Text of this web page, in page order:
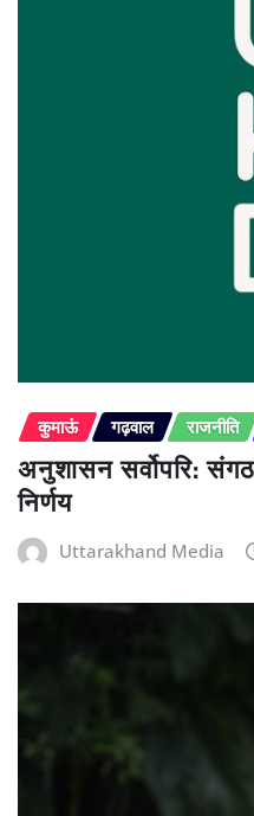
कुमाऊं गढ़वाल राजनीति
अनुशासन सर्वोपरि:
निर्णय
Uttarakhand Media